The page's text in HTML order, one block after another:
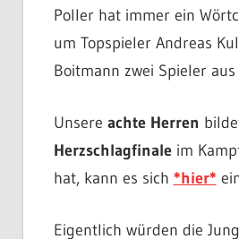
Poller hat immer ein
um Topspieler Andreas
Boitmann zwei Spieler
Unsere achte Herren
Herzschlagfinaleim
hat, kann es sich *hier*
Eigentlich würden die